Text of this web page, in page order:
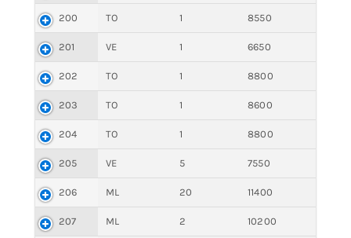
200 TO 1 8550
201 VE 1 6650
202 TO 1 8800
203 TO 1 8600
204 TO 1 8800
205 VE 5 7550
206 ML 20 11400
207 ML 2 10200